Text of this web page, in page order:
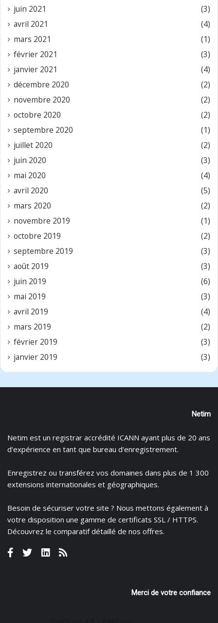
juin 2021
(3)
avril 2021
(4)
mars 2021
(1)
février 2021
(3)
janvier 2021
(4)
décembre 2020
(2)
novembre 2020
(2)
octobre 2020
(2)
septembre 2020
(1)
juillet 2020
(2)
juin 2020
(3)
mai 2020
(4)
avril 2020
(5)
mars 2020
(2)
novembre 2019
(1)
octobre 2019
(2)
septembre 2019
(3)
août 2019
(3)
juin 2019
(6)
mai 2019
(3)
avril 2019
(4)
mars 2019
(2)
février 2019
(3)
janvier 2019
(3)
Netim
Netim est un registrar accrédité ICANN ayant plus de 20 ans
d'expérience en tant que bureau d'enregistrement.
Enregistrez ou transférez vos domaines dans plus de 1 300
extensions internationales et géographiques.
Besoin de sécuriser votre site ? Nous mettons également à
votre disposition une gamme de certificats SSL / HTTPS.
Découvrez le comparatif détaillé de nos offres.
Merci de votre confiance